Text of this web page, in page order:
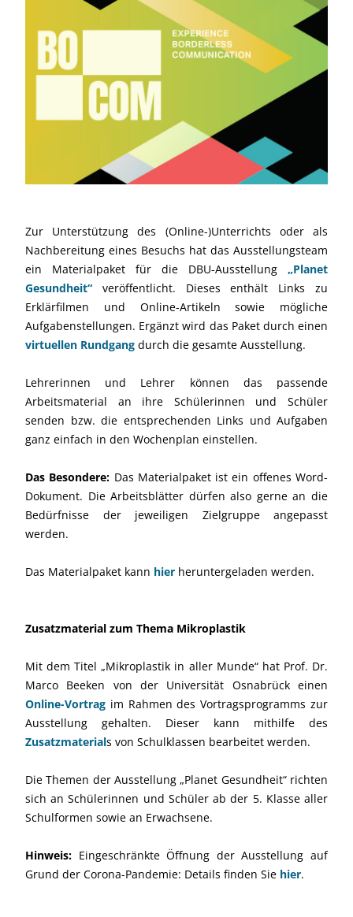
Zur Unterstützung des (Online-)Unterrichts oder als
Nachbereitung eines Besuchs hat das Ausstellungsteam
ein Materialpaket für die DBU-Ausstellung „Planet
Gesundheit“ veröffentlicht. Dieses enthält Links zu
Erklärfilmen und Online-Artikeln sowie mögliche
Aufgabenstellungen. Ergänzt wird das Paket durch einen
virtuellen Rundgang durch die gesamte Ausstellung.
Lehrerinnen und Lehrer können das passende
Arbeitsmaterial an ihre Schülerinnen und Schüler
senden bzw. die entsprechenden Links und Aufgaben
ganz einfach in den Wochenplan einstellen.
Das Besondere: Das Materialpaket ist ein offenes Word-
Dokument. Die Arbeitsblätter dürfen also gerne an die
Bedürfnisse der jeweiligen Zielgruppe angepasst
werden.
Das Materialpaket kann hier heruntergeladen werden.
Zusatzmaterial zum Thema Mikroplastik
Mit dem Titel „Mikroplastik in aller Munde“ hat Prof. Dr.
Marco Beeken von der Universität Osnabrück einen
Online-Vortrag im Rahmen des Vortragsprogramms zur
Ausstellung gehalten. Dieser kann mithilfe des
Zusatzmaterials von Schulklassen bearbeitet werden.
Die Themen der Ausstellung „Planet Gesundheit“ richten
sich an Schülerinnen und Schüler ab der 5. Klasse aller
Schulformen sowie an Erwachsene.
Hinweis: Eingeschränkte Öffnung der Ausstellung auf
Grund der Corona-Pandemie: Details finden Sie hier.